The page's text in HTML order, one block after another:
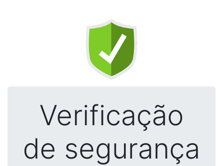
Verificação
de segurança